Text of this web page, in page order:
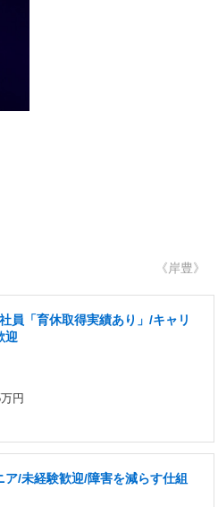
《岸豊》
員「育休取得実績あり」/キャリ
迎
円
/未経験歓迎/障害を減らす仕組